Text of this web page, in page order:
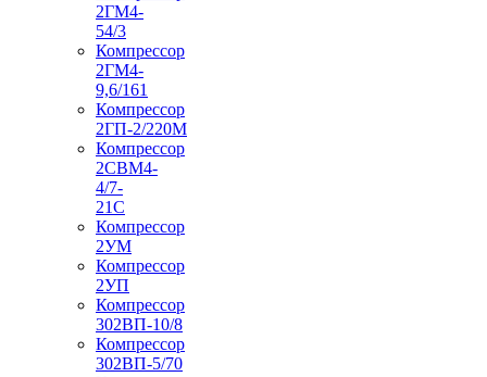
2ГМ4-
54/3
Компрессор
2ГМ4-
9,6/161
Компрессор
2ГП-2/220М
Компрессор
2СВМ4-
4/7-
21С
Компрессор
2УМ
Компрессор
2УП
Компрессор
302ВП-10/8
Компрессор
302ВП-5/70